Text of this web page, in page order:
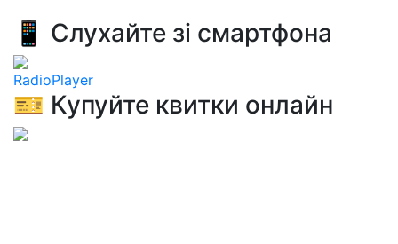
📱 Слухайте зі смартфона
RadioPlayer
🎫 Купуйте квитки онлайн